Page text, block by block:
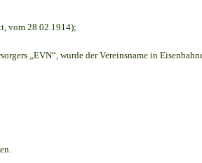
vom 28.02.1914);
„EVN“, wurde der Vereinsname in